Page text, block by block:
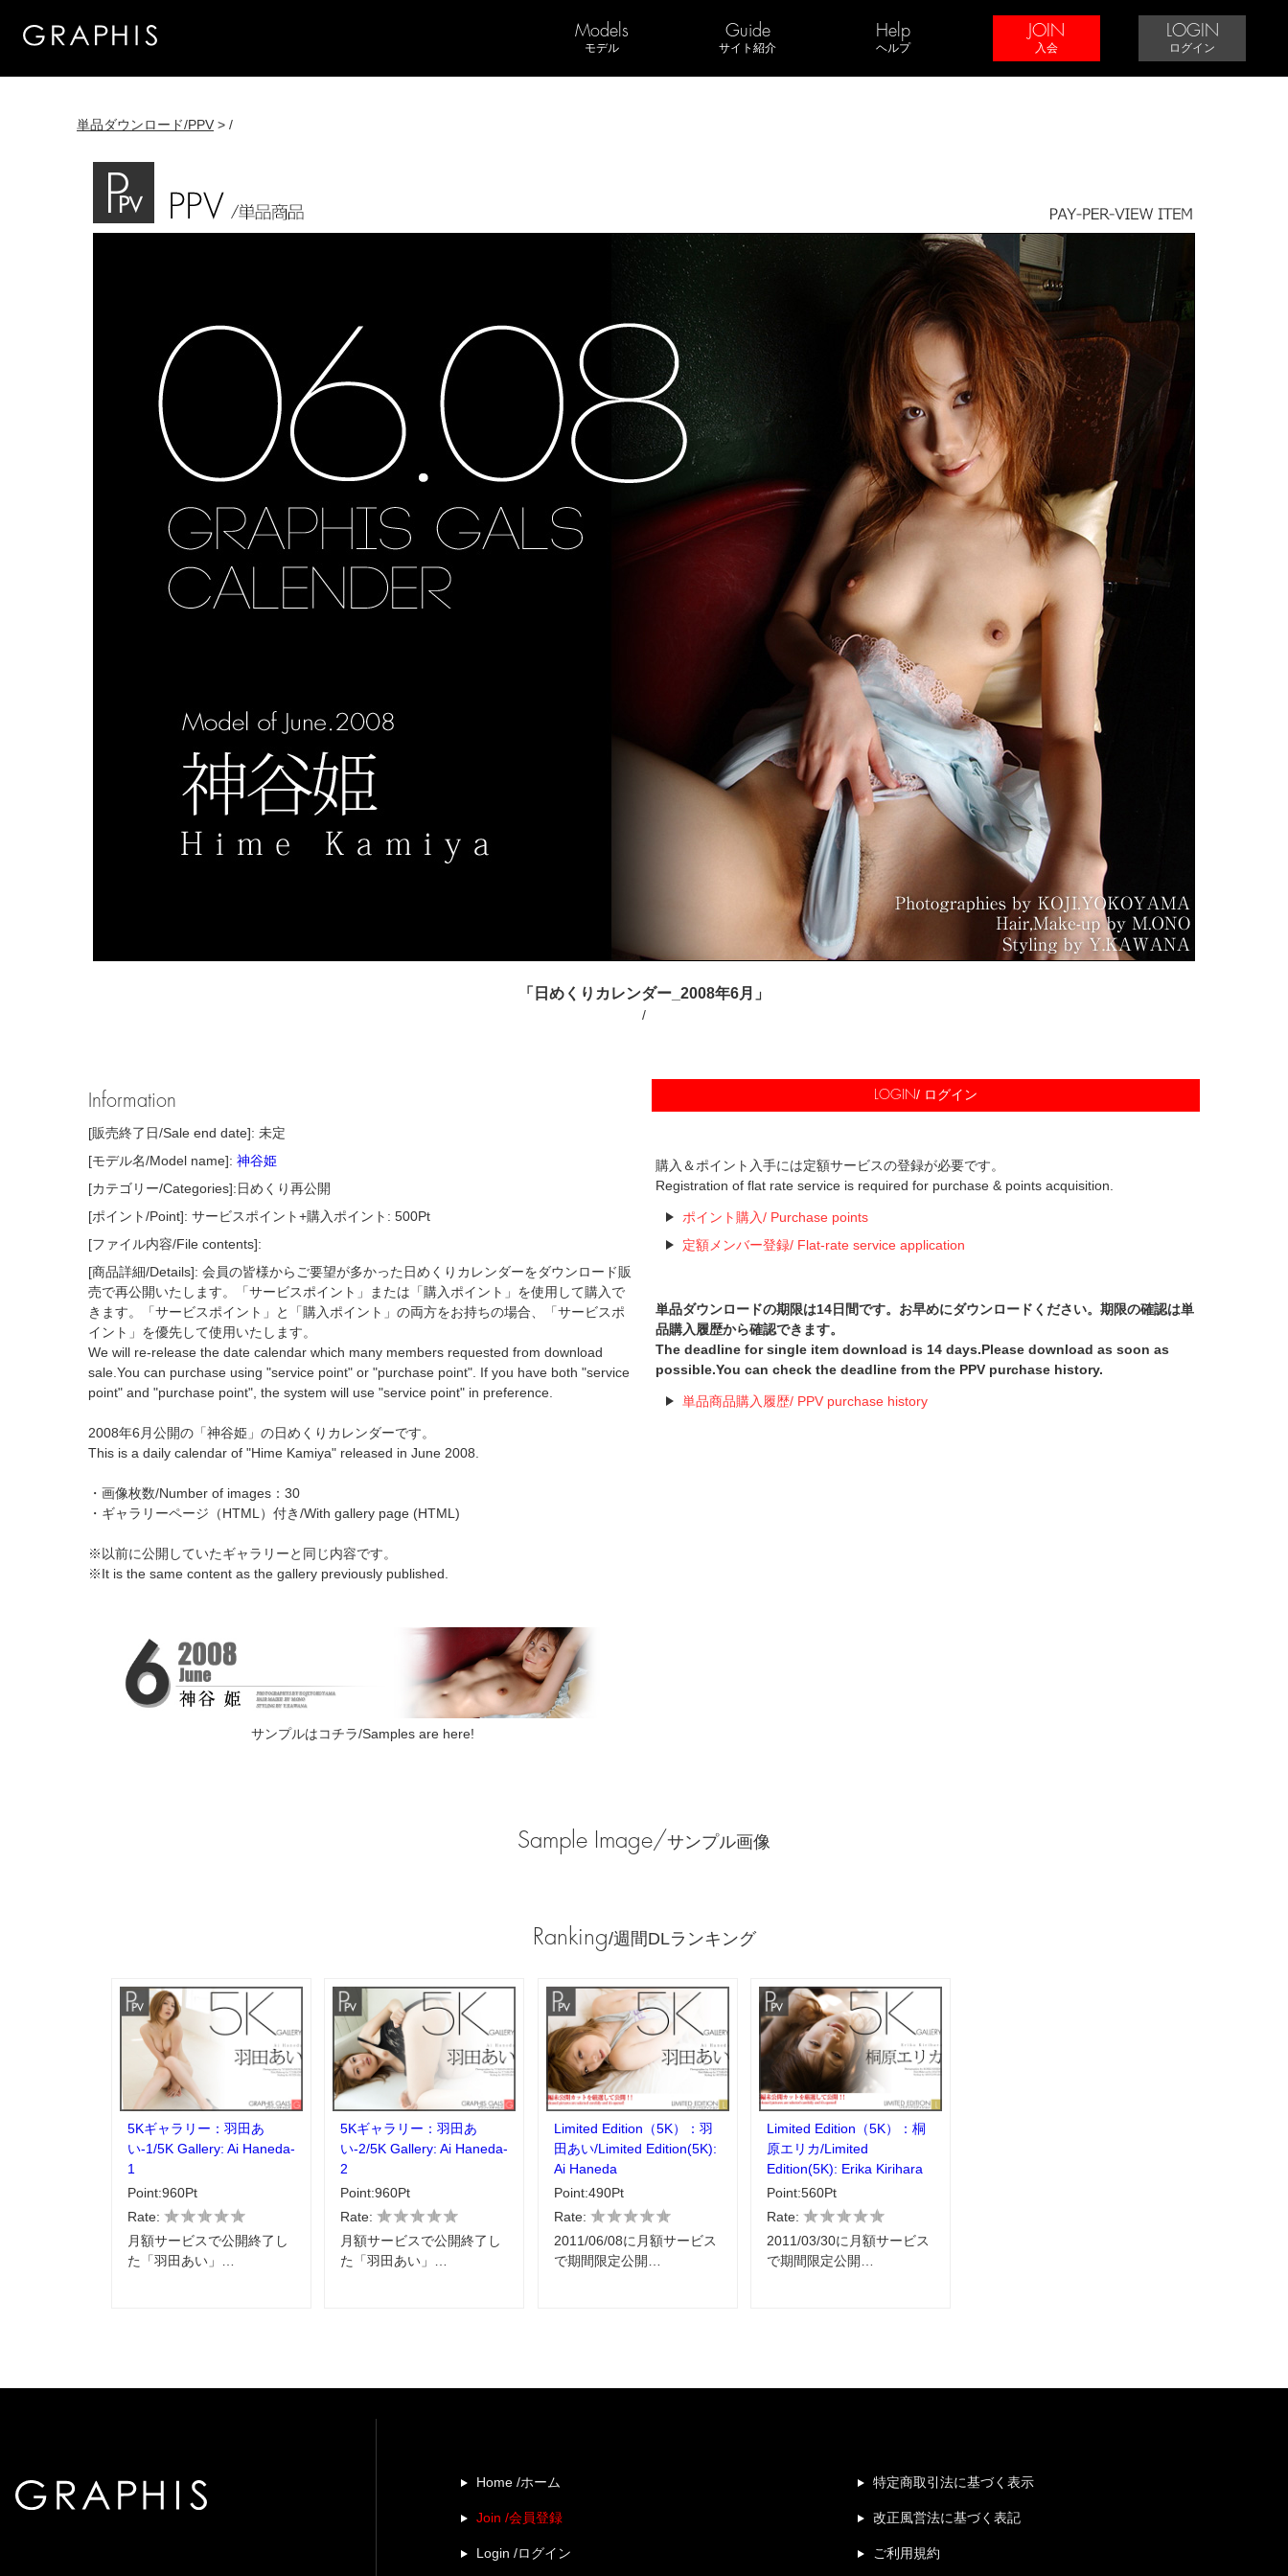
Models
モデル
Guide
サイト紹介
Help
ヘルプ
JOIN
入会
LOGIN
ログイン
単品ダウンロード/PPV > /
「日めくりカレンダー_2008年6月」
/
Information
[販売終了日/Sale end date]: 未定
[モデル名/Model name]: 神谷姫
[カテゴリー/Categories]:日めくり再公開
[ポイント/Point]: サービスポイント+購入ポイント: 500Pt
[ファイル内容/File contents]:
[商品詳細/Details]: 会員の皆様からご要望が多かった日めくりカレンダーをダウンロード販
売で再公開いたします。「サービスポイント」または「購入ポイント」を使用して購入で
きます。「サービスポイント」と「購入ポイント」の両方をお持ちの場合、「サービスポ
イント」を優先して使用いたします。
We will re-release the date calendar which many members requested from download
sale.You can purchase using "service point" or "purchase point". If you have both "service
point" and "purchase point", the system will use "service point" in preference.
2008年6月公開の「神谷姫」の日めくりカレンダーです。
This is a daily calendar of "Hime Kamiya" released in June 2008.
・画像枚数/Number of images：30
・ギャラリーページ（HTML）付き/With gallery page (HTML)
※以前に公開していたギャラリーと同じ内容です。
※It is the same content as the gallery previously published.
サンプルはコチラ/Samples are here!
LOGIN/ ログイン
購入＆ポイント入手には定額サービスの登録が必要です。
Registration of flat rate service is required for purchase & points acquisition.
ポイント購入/ Purchase points
定額メンバー登録/ Flat-rate service application
単品ダウンロードの期限は14日間です。お早めにダウンロードください。期限の確認は単
品購入履歴から確認できます。
The deadline for single item download is 14 days.Please download as soon as
possible.You can check the deadline from the PPV purchase history.
単品商品購入履歴/ PPV purchase history
Sample Image/サンプル画像
Ranking/週間DLランキング
5Kギャラリー：羽田あ
い-1/5K Gallery: Ai Haneda-
1
Point:960Pt
Rate:
月額サービスで公開終了し
た「羽田あい」…
5Kギャラリー：羽田あ
い-2/5K Gallery: Ai Haneda-
2
Point:960Pt
Rate:
月額サービスで公開終了し
た「羽田あい」…
Limited Edition（5K）：羽
田あい/Limited Edition(5K):
Ai Haneda
Point:490Pt
Rate:
2011/06/08に月額サービス
で期間限定公開…
Limited Edition（5K）：桐
原エリカ/Limited
Edition(5K): Erika Kirihara
Point:560Pt
Rate:
2011/03/30に月額サービス
で期間限定公開…
Home /ホーム
Join /会員登録
Login /ログイン
特定商取引法に基づく表示
改正風営法に基づく表記
ご利用規約